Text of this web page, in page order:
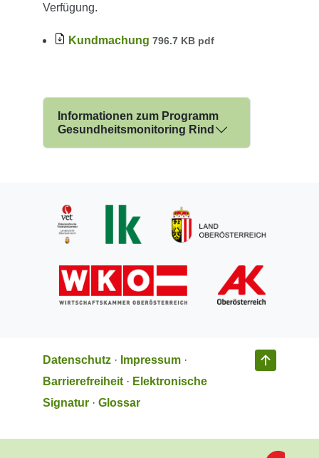
Verfügung.
Kundmachung 796.7 KB pdf
Informationen zum Programm
Gesundheitsmonitoring Rind
Datenschutz · Impressum ·
Barrierefreiheit · Elektronische
Signatur · Glossar